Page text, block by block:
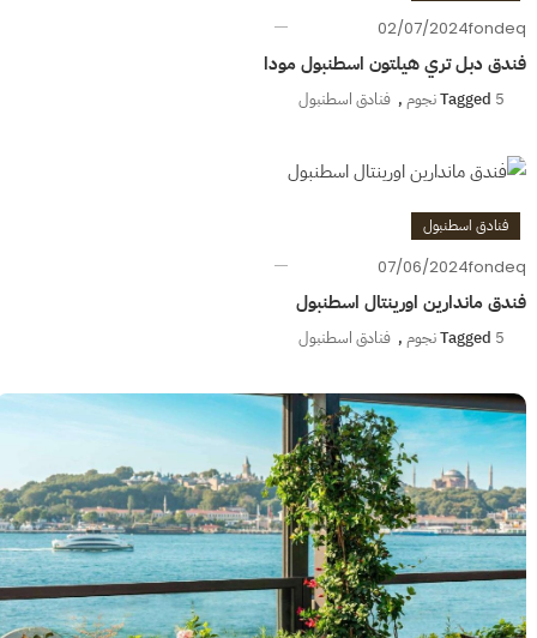
02/07/2024fondeq
فندق دبل تري هيلتون اسطنبول مودا
Tagged 5 نجوم , فنادق اسطنبول
فنادق اسطنبول
07/06/2024fondeq
فندق ماندارين اورينتال اسطنبول
Tagged 5 نجوم , فنادق اسطنبول